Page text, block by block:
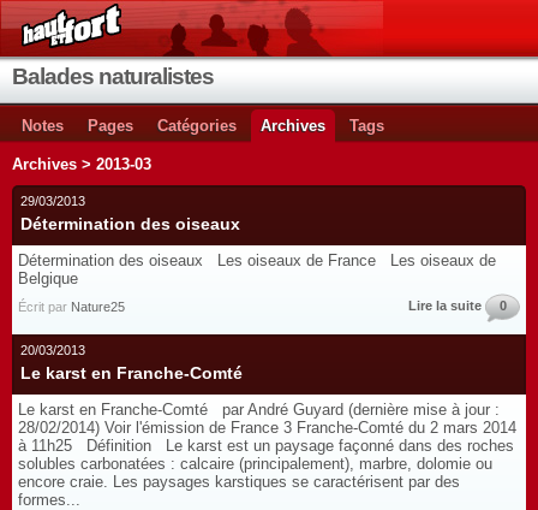
Balades naturalistes
Notes Pages Catégories Archives Tags
Archives > 2013-03
29/03/2013
Détermination des oiseaux
Détermination des oiseaux Les oiseaux de France Les oiseaux de
Belgique
Écrit par Nature25 Lire la suite 0
20/03/2013
Le karst en Franche-Comté
Le karst en Franche-Comté par André Guyard (dernière mise à jour :
28/02/2014) Voir l'émission de France 3 Franche-Comté du 2 mars 2014
à 11h25 Définition Le karst est un paysage façonné dans des roches
solubles carbonatées : calcaire (principalement), marbre, dolomie ou
encore craie. Les paysages karstiques se caractérisent par des
formes...